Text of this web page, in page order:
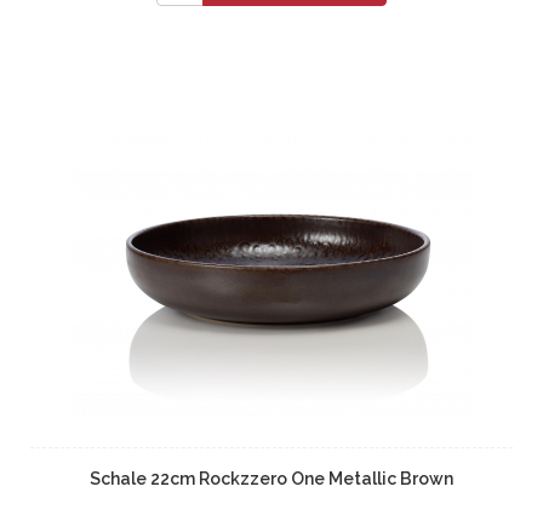
Schale 22cm Rockzzero One Metallic Brown